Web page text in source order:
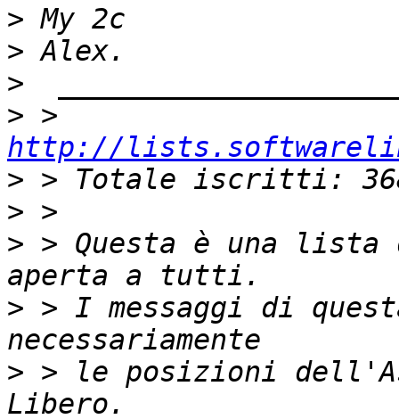
>
>
>
>
http://
>
>
> > Questa è una lista
> > I messaggi di
> > le posizioni